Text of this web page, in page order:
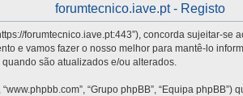
forumtecnico.iave.pt - Registo
forumtecnico.iave.pt:443”), concorda
e vamos fazer o nosso melhor para mantê-lo
são atualizados e/ou alterados.
“Grupo phpBB”, “Equipa